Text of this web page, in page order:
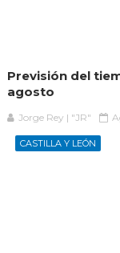
Previsión del
agosto
Jorge Rey | "JR"
CASTILLA Y LEÓN